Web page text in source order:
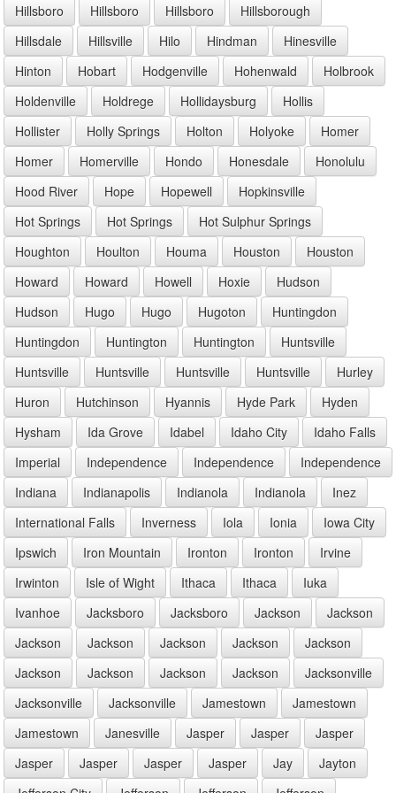
Hillsboro
Hillsboro Hillsboro
Hillsborough
Hillsdale
Hillsville Hilo Hindman
Hinesville
Hinton
Hobart Hodgenville Hohenwald
Holbrook
Holdenville
Holdrege Hollidaysburg
Hollis
Hollister
Holly Springs Holton Holyoke
Homer
Homer
Homerville Hondo Honesdale
Honolulu
Hood River
Hope Hopewell
Hopkinsville
Hot Springs
Hot Springs
Hot Sulphur Springs
Houghton
Houlton Houma Houston
Houston
Howard
Howard Howell Hoxie
Hudson
Hudson
Hugo Hugo Hugoton
Huntingdon
Huntingdon
Huntington Huntington
Huntsville
Huntsville
Huntsville Huntsville Huntsville
Hurley
Huron
Hutchinson Hyannis Hyde Park
Hyden
Hysham
Ida Grove Idabel Idaho City
Idaho Falls
Imperial
Independence Independence
Independence
Indiana
Indianapolis Indianola Indianola
Inez
International Falls
Inverness Iola Ionia
Iowa City
Ipswich
Iron Mountain Ironton Ironton
Irvine
Irwinton
Isle of Wight Ithaca Ithaca
Iuka
Ivanhoe
Jacksboro Jacksboro Jackson
Jackson
Jackson
Jackson Jackson Jackson
Jackson
Jackson
Jackson Jackson Jackson
Jacksonville
Jacksonville
Jacksonville Jamestown
Jamestown
Jamestown
Janesville Jasper Jasper
Jasper
Jasper
Jasper Jasper Jasper Jay
Jayton